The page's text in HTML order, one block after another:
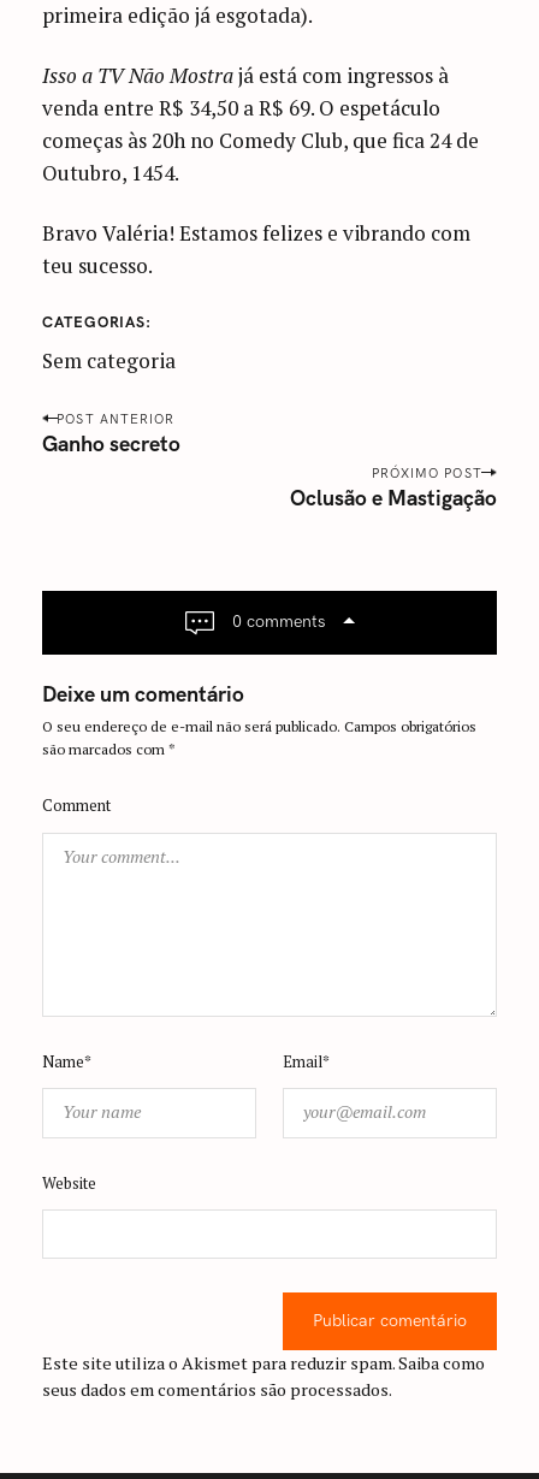
primeira edição já esgotada).
Isso a TV Não Mostrajá está com ingressos à
venda entre R$ 34,50 a R$ 69. O espetáculo
começas às 20h no Comedy Club, que fica 24 de
Outubro, 1454.
Bravo Valéria! Estamos felizes e vibrando com
teu sucesso.
CATEGORIAS
Sem categoria
P
o
v
t
i
o
POST ANTERIOR
Ganho secreto
PRÓXIMO POST
Oclusão e Mastigação
0 comments
Deixe um comentário
O seu endereço de e-mail não será publicado. Campos obrigatórios
são marcados com*
Comment
Name* Email*
Website
Publicar comentário
Este site utiliza o Akismet para reduzir spam.Saiba como
seus dados em comentários são processados.